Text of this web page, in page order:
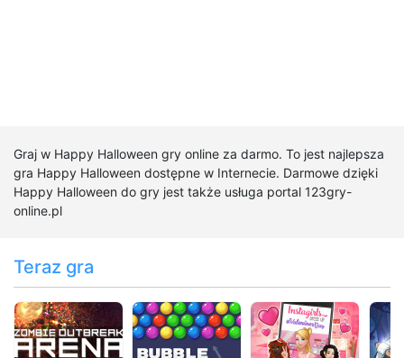
Graj w Happy Halloween gry online za darmo. To jest najlepsza
gra Happy Halloween dostępne w Internecie. Darmowe dzięki
Happy Halloween do gry jest także usługa portal 123gry-
online.pl
Teraz gra